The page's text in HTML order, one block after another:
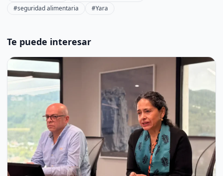
#seguridad alimentaria
#Yara
Te puede interesar